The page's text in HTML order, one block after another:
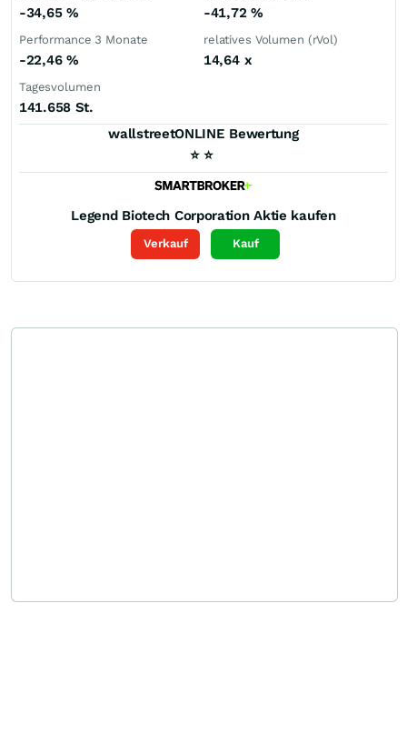
-34,65 % -41,72 %
Performance 3 Monate
-22,46 %
relatives Volumen (rVol)
14,64 x
Tagesvolumen
141.658 St.
wallstreetONLINE Bewertung
⭐ ⭐
Legend Biotech Corporation Aktie kaufen
Verkauf Kauf